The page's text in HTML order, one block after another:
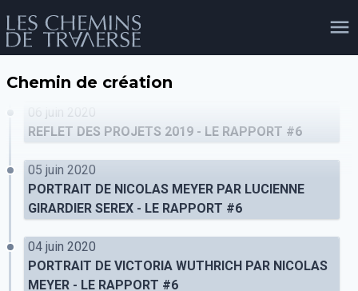
email
évènements
publics
Chemin de création
06 juin 2020
REFLET DES PROJETS 2019 - LE RAPPORT #6
05 juin 2020
PORTRAIT DE NICOLAS MEYER PAR LUCIENNE
GIRARDIER SEREX - LE RAPPORT #6
04 juin 2020
PORTRAIT DE VICTORIA WUTHRICH PAR NICOLAS
MEYER - LE RAPPORT #6